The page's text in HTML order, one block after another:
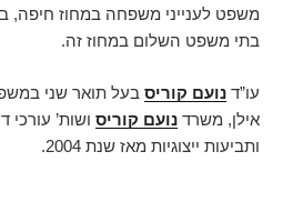
משפט לענייני משפחה במחוז
בתי משפט השלום במחוז זה.
עו”ד נועם קוריס בעל תואר שני
אילן, משרד נועם קוריס ושות’ עורכי
ותביעות ייצוגיות מאז שנת 2004.